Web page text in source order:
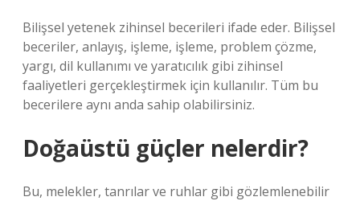
Bilişsel yetenek zihinsel becerileri ifade eder. Bilişsel
beceriler, anlayış, işleme, işleme, problem çözme,
yargı, dil kullanımı ve yaratıcılık gibi zihinsel
faaliyetleri gerçekleştirmek için kullanılır. Tüm bu
becerilere aynı anda sahip olabilirsiniz.
Doğaüstü güçler nelerdir?
Bu, melekler, tanrılar ve ruhlar gibi gözlemlenebilir